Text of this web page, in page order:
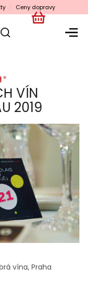
Ceny dopravy
NÁKUPNÍ
VÍN
2019
vína, Praha